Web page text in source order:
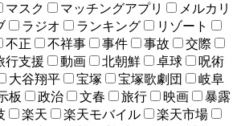
マスク マッチングアプリ
メルカリ
ラジオ ランキング
リゾート
不正 不祥事 事件 事故
交際
行支援 動画 北朝鮮 卓球
呪術
大谷翔平 宝塚 宝塚歌劇団
岐阜
板 政治 文春 旅行 映画
暴露
楽天 楽天モバイル
楽天市場